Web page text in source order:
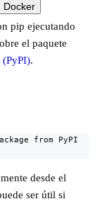
Docker
pip ejecutando
el paquete
(PyPI).
from PyPI
desde el
ser útil si